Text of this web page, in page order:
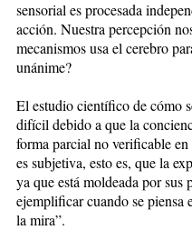
sensorial es procesada
acción. Nuestra percepción
mecanismos usa el cerebro
unánime?
El estudio científico de cómo
difícil debido a que la
forma parcial no verificable
es subjetiva, esto es, que la
ya que está moldeada por sus
ejemplificar cuando se piensa
la mira”.